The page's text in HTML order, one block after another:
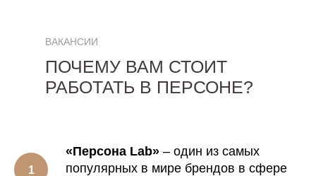
ВАКАНСИИ
ПОЧЕМУ ВАМ СТОИТ
РАБОТАТЬ В ПЕРСОНЕ?
«Персона Lab» – один из самых
популярных в мире брендов в сфере